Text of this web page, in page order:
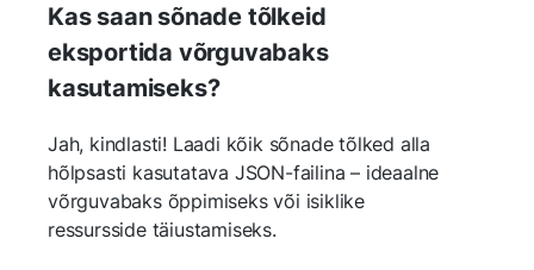
Kas saan sõnade tõlkeid
eksportida võrguvabaks
kasutamiseks?
Jah, kindlasti! Laadi kõik sõnade tõlked alla
hõlpsasti kasutatava JSON-failina – ideaalne
võrguvabaks õppimiseks või isiklike
ressursside täiustamiseks.